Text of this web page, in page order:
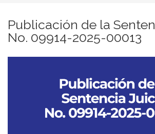
Publicación de la
No. 09914-2025-00013